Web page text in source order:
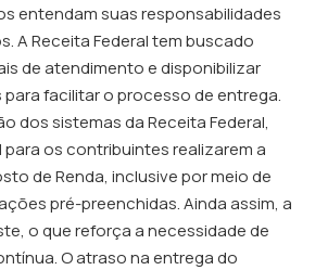
entendam suas responsabilidades
A Receita Federal tem buscado
de atendimento e disponibilizar
facilitar o processo de entrega.
dos sistemas da Receita Federal,
os contribuintes realizarem a
de Renda, inclusive por meio de
pré-preenchidas. Ainda assim, a
o que reforça a necessidade de
O atraso na entrega do